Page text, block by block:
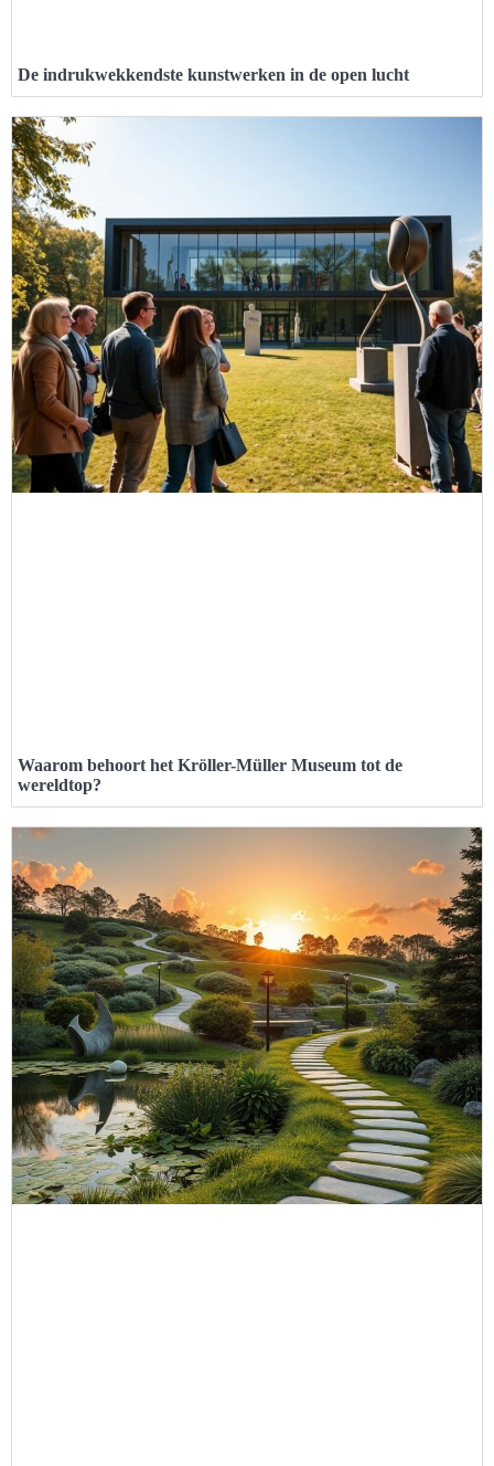
De indrukwekkendste kunstwerken in de open lucht
Waarom behoort het Kröller-Müller Museum tot de
wereldtop?